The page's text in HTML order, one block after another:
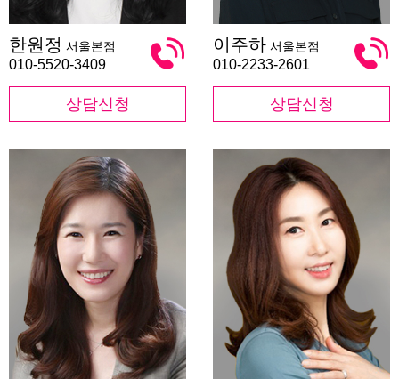
원
정
한원정 서울본점
010-5520-3409
상담신청
주
하
이주하 서울본점
010-2233-2601
상담신청